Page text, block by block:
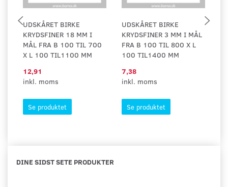
UDSKÅRET BIRKE
KRYDSFINER 18 MM I
MÅL FRA B 100 TIL 700
X L 100 TIL1100 MM
12,91
inkl. moms
Se produktet
UDSKÅRET BIRKE
KRYDSFINER 3 MM I MÅL
FRA B 100 TIL 800 X L
100 TIL1400 MM
7,38
inkl. moms
Se produktet
DINE SIDST SETE PRODUKTER